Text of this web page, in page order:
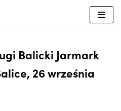
Balicki Jarmark
26 września